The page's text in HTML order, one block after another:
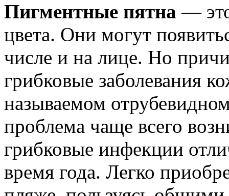
Пигментные пятна—
цвета. Они могут
числе и на лице. Но
грибковые заболевания
называемом
проблема чаще всего
грибковые инфекции
время года. Легко